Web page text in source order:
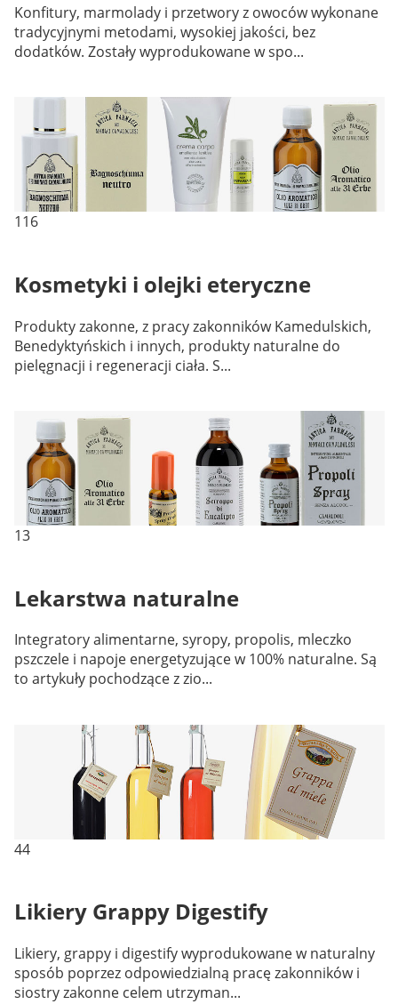
Konfitury, marmolady i przetwory z owoców wykonane
tradycyjnymi metodami, wysokiej jakości, bez
dodatków. Zostały wyprodukowane w spo...
116
Kosmetyki i olejki eteryczne
Produkty zakonne, z pracy zakonników Kamedulskich,
Benedyktyńskich i innych, produkty naturalne do
pielęgnacji i regeneracji ciała. S...
13
Lekarstwa naturalne
Integratory alimentarne, syropy, propolis, mleczko
pszczele i napoje energetyzujące w 100% naturalne. Są
to artykuły pochodzące z zio...
44
Likiery Grappy Digestify
Likiery, grappy i digestify wyprodukowane w naturalny
sposób poprzez odpowiedzialną pracę zakonników i
siostry zakonne celem utrzyman...